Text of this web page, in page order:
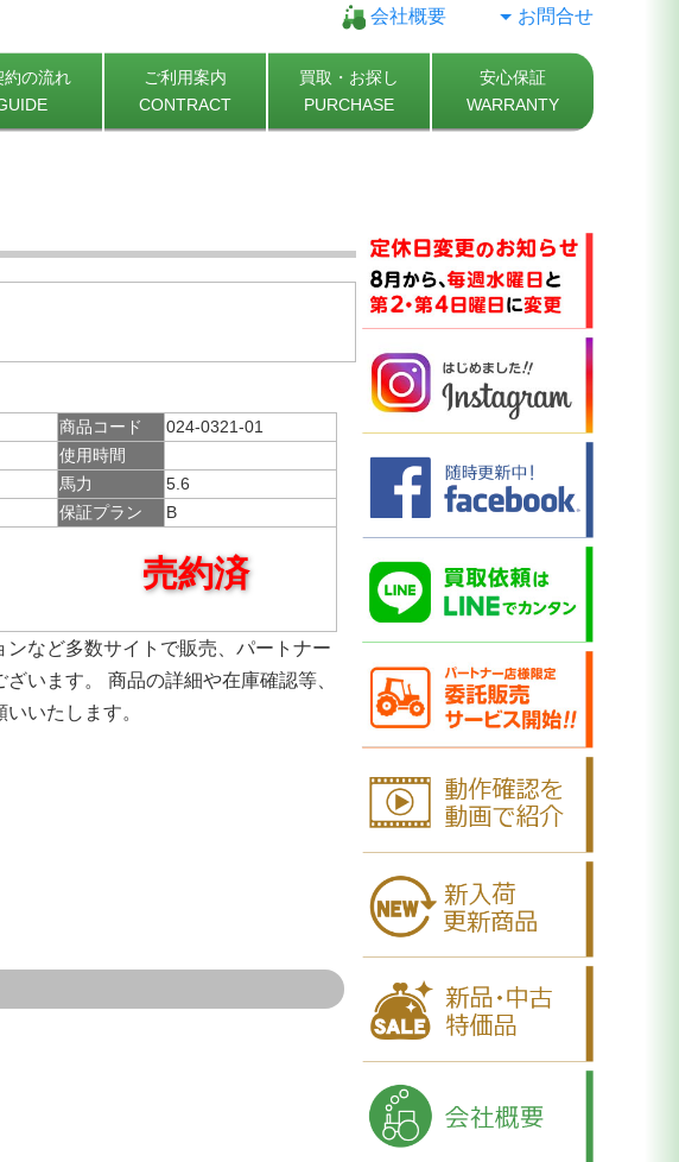
会社概要 お問合せ
約の流れ
ご利用案内
CONTRACT
買取・お探し
PURCHASE
安心保証
WARRANTY
商品コード
024-0321-01
使用時間
馬力
5.6
保証プラン B
売約済
ンなど多数サイトで販売、パートナー
います。 商品の詳細や在庫確認等、
いたします。